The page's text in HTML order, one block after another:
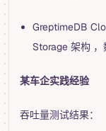
GreptimeDB
Storage 架构 ，
某车企实践经验
吞吐量测试结果：